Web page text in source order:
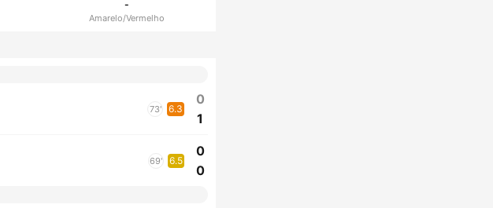
-
Amarelo/Vermelho
73' 6.3
0
1
69' 6.5
0
0